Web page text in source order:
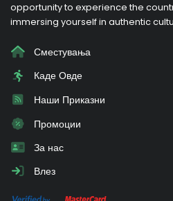
opportunity to experience the
immersing yourself in authentic
Сместувања
Каде Овде
Наши Приказни
Промоции
За нас
Влез